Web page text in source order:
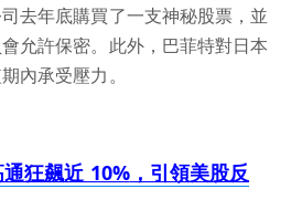
去年底購買了一支神秘股票，並
允許保密。此外，巴菲特對日本
內承受壓力。
通狂飆近 10%，引領美股反